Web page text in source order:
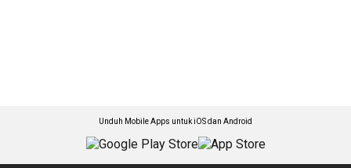
Unduh Mobile Apps untuk iOS dan Android